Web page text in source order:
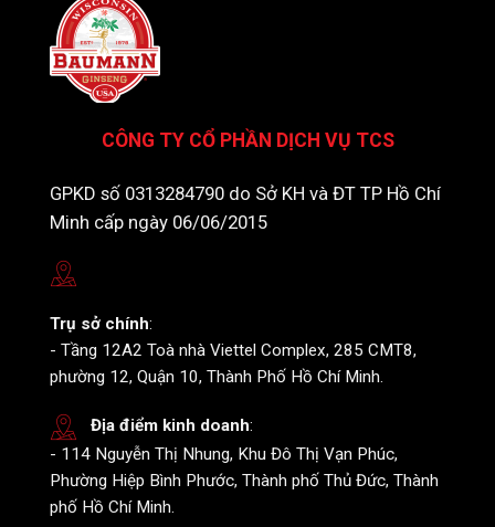
CÔNG TY CỔ PHẦN DỊCH VỤ TCS
GPKD số 0313284790 do Sở KH và ĐT TP Hồ Chí
Minh cấp ngày 06/06/2015
Trụ sở chính:
- Tầng 12A2 Toà nhà Viettel Complex, 285 CMT8,
phường 12, Quận 10, Thành Phố Hồ Chí Minh.
Địa điểm kinh doanh:
- 114 Nguyễn Thị Nhung, Khu Đô Thị Vạn Phúc,
Phường Hiệp Bình Phước, Thành phố Thủ Đức, Thành
phố Hồ Chí Minh.